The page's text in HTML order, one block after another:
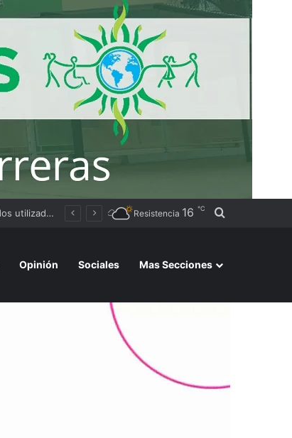
Resistencia 16 ℃ Buscar por
Opinión Sociales Mas Secciones